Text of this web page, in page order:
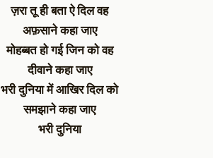
ज़रा तू ही बता ऐ दिल वह
अफ़साने कहा जाए
मोहब्बत हो गई जिन को वह
दीवाने कहा जाए
भरी दुनिया में आखिर दिल को
समझाने कहा जाए
भरी दुनिया